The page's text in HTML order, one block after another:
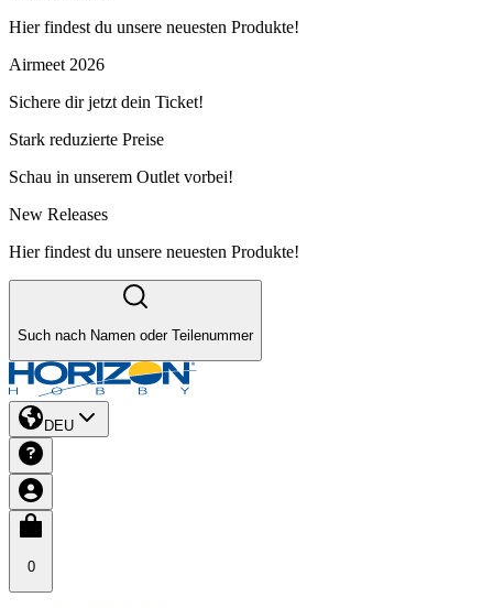
Hier findest du unsere neuesten Produkte!
Airmeet 2026
Sichere dir jetzt dein Ticket!
Stark reduzierte Preise
Schau in unserem Outlet vorbei!
New Releases
Hier findest du unsere neuesten Produkte!
Such nach Namen oder Teilenummer
DEU
0